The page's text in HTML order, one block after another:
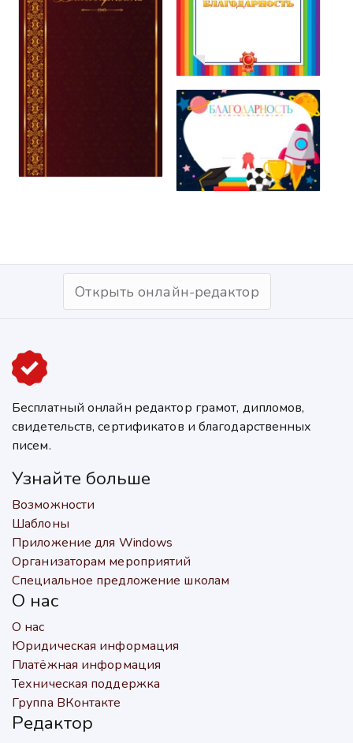
Открыть онлайн-редактор
Бесплатный онлайн редактор грамот, дипломов,
свидетельств, сертификатов и благодарственных
писем.
Узнайте больше
Возможности
Шаблоны
Приложение для Windows
Организаторам мероприятий
Специальное предложение школам
О нас
О нас
Юридическая информация
Платёжная информация
Техническая поддержка
Группа ВКонтакте
Редактор